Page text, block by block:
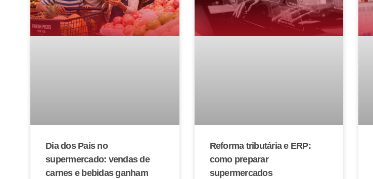
Dia dos Pais no
supermercado: vendas de
carnes e bebidas ganham
Reforma tributária e ERP:
como preparar
supermercados